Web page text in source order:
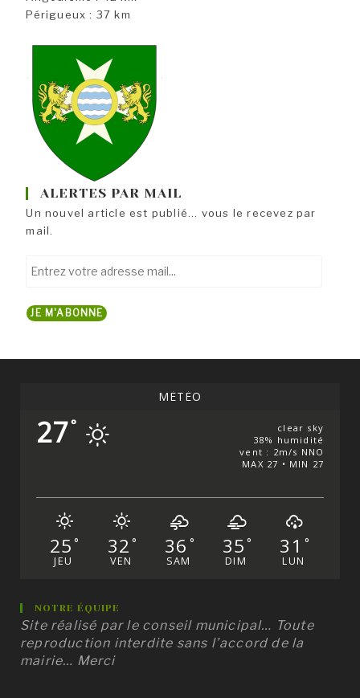
Périgueux : 37 km
ALERTES PAR MAIL
Un nouvel article est publié... vous le recevez par
mail.
mail...
JE M'ABONNE
MÉTÉO
27°
clear sky
38% humidité
vent : 2m/s NNO
MAX 27 • MIN 27
25 °
JEU
32 °
VEN
36 °
SAM
35 °
DIM
31 °
LUN
NOTRE ÉQUIPE
Site réalisé par le conseil municipal… Toute
reproduction interdite sans l’accord de la
mairie… Merci